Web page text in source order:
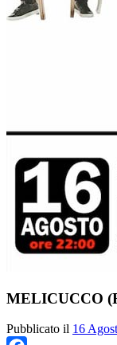
MELICUCCO
Pubblicato il 16